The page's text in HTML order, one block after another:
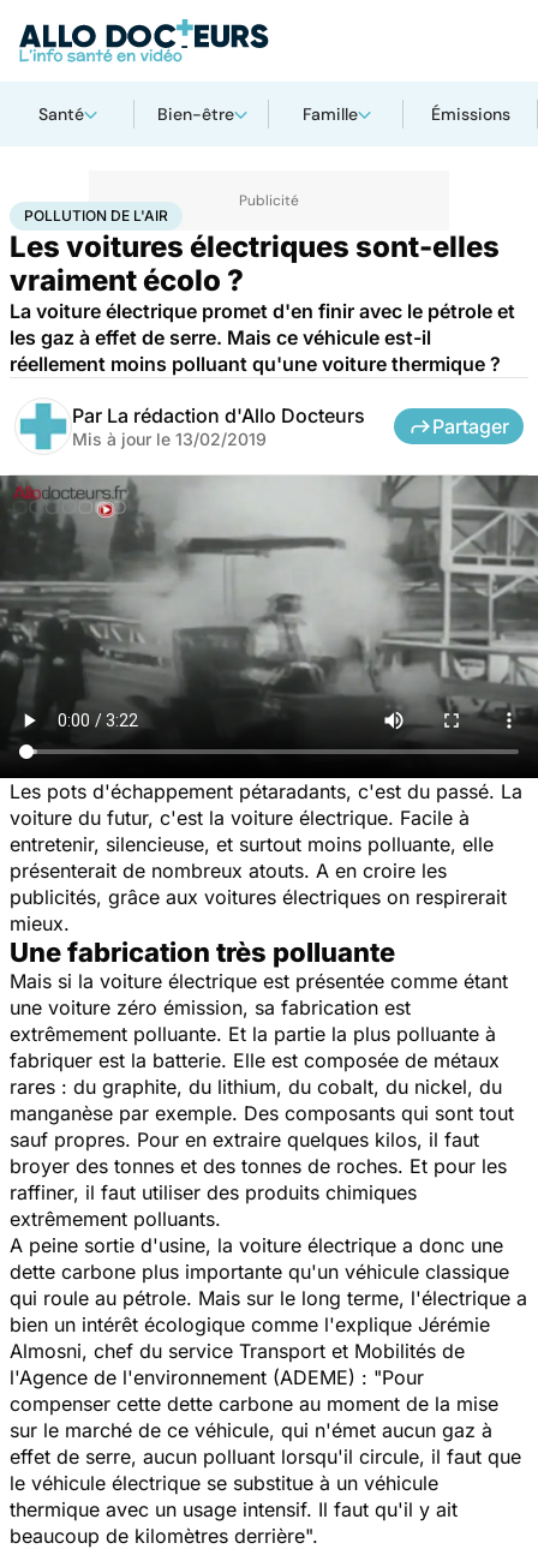
Santé Bien-être Famille Émissions
AccueilBien-être Pollution de l'air
POLLUTION DE L'AIR
Les voitures électriques sont-elles
vraiment écolo ?
La voiture électrique promet d'en finir avec le pétrole et
les gaz à effet de serre. Mais ce véhicule est-il
réellement moins polluant qu'une voiture thermique ?
Par La rédaction d'Allo Docteurs
Mis à jour le 13/02/2019
Partager
Les pots d'échappement pétaradants, c'est du passé. La
voiture du futur, c'est la voiture électrique. Facile à
entretenir, silencieuse, et surtout moins polluante, elle
présenterait de nombreux atouts. A en croire les
publicités, grâce aux voitures électriques on respirerait
mieux.
Une fabrication très polluante
Mais si la voiture électrique est présentée comme étant
une voiture zéro émission, sa fabrication est
extrêmement polluante. Et la partie la plus polluante à
fabriquer est la batterie. Elle est composée de métaux
rares : du graphite, du lithium, du cobalt, du nickel, du
manganèse par exemple. Des composants qui sont tout
sauf propres. Pour en extraire quelques kilos, il faut
broyer des tonnes et des tonnes de roches. Et pour les
raffiner, il faut utiliser des produits chimiques
extrêmement polluants.
A peine sortie d'usine, la voiture électrique a donc une
dette carbone plus importante qu'un véhicule classique
qui roule au pétrole. Mais sur le long terme, l'électrique a
bien un intérêt écologique comme l'explique Jérémie
Almosni, chef du service Transport et Mobilités de
l'Agence de l'environnement (ADEME) : "Pour
compenser cette dette carbone au moment de la mise
sur le marché de ce véhicule, qui n'émet aucun gaz à
effet de serre, aucun polluant lorsqu'il circule, il faut que
le véhicule électrique se substitue à un véhicule
thermique avec un usage intensif. Il faut qu'il y ait
beaucoup de kilomètres derrière".